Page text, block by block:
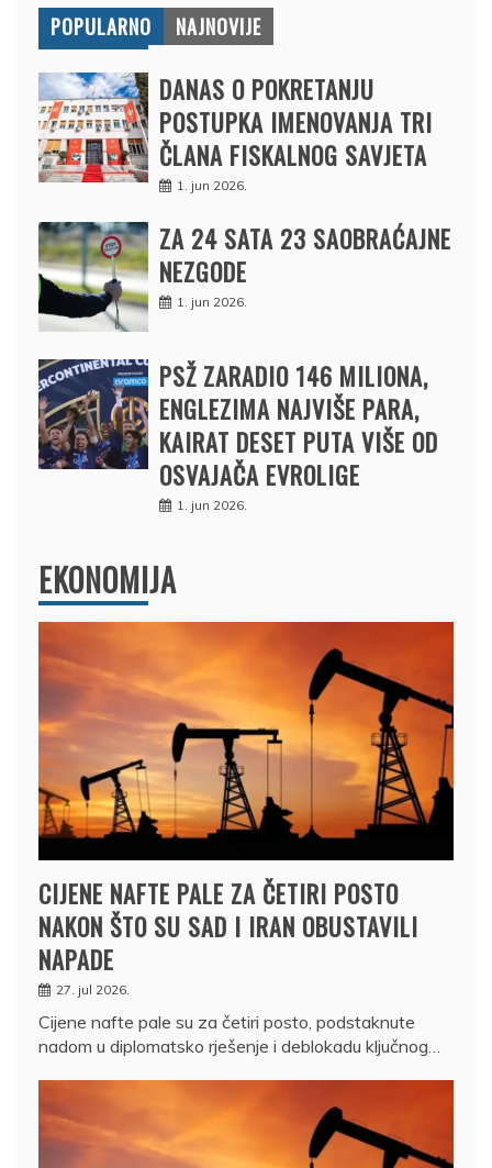
POPULARNO NAJNOVIJE
DANAS O POKRETANJU
POSTUPKA IMENOVANJA TRI
ČLANA FISKALNOG SAVJETA
1. jun 2026.
ZA 24 SATA 23 SAOBRAĆAJNE
NEZGODE
1. jun 2026.
PSŽ ZARADIO 146 MILIONA,
ENGLEZIMA NAJVIŠE PARA,
KAIRAT DESET PUTA VIŠE OD
OSVAJAČA EVROLIGE
1. jun 2026.
EKONOMIJA
CIJENE NAFTE PALE ZA ČETIRI POSTO
NAKON ŠTO SU SAD I IRAN OBUSTAVILI
NAPADE
27. jul 2026.
Cijene nafte pale su za četiri posto, podstaknute
nadom u diplomatsko rješenje i deblokadu ključnog…